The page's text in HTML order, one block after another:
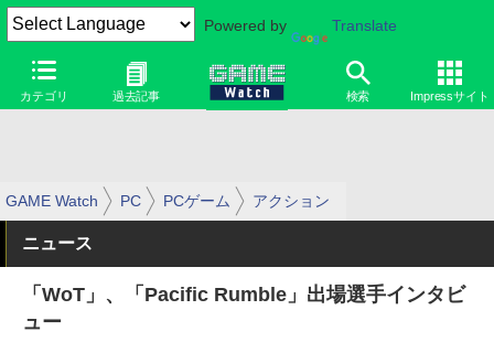
Powered by Translate
カテゴリ 過去記事 検索 Impressサイト
GAME Watch PC PCゲーム アクション
ニュース
「WoT」、「Pacific Rumble」出場選手インタビ
ュー